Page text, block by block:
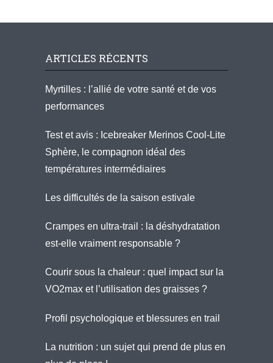
ARTICLES RÉCENTS
Myrtilles : l’allié de votre santé et de vos
performances
Test et avis : Icebreaker Merinos Cool-Lite
Sphère, le compagnon idéal des
températures intermédiaires
Les difficultés de la saison estivale
Crampes en ultra-trail : la déshydratation
est-elle vraiment responsable ?
Courir sous la chaleur : quel impact sur la
VO2max et l’utilisation des graisses ?
Profil psychologique et blessures en trail
La nutrition : un sujet qui prend de plus en